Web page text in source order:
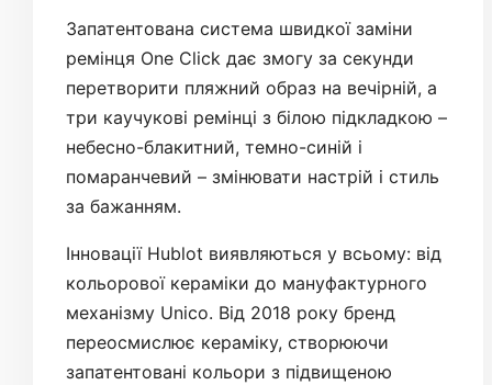
Запатентована система швидкої заміни
ремінця One Click дає змогу за секунди
перетворити пляжний образ на вечірній, а
три каучукові ремінці з білою підкладкою –
небесно-блакитний, темно-синій і
помаранчевий – змінювати настрій і стиль
за бажанням.
Інновації Hublot виявляються у всьому: від
кольорової кераміки до мануфактурного
механізму Unico. Від 2018 року бренд
переосмислює кераміку, створюючи
запатентовані кольори з підвищеною